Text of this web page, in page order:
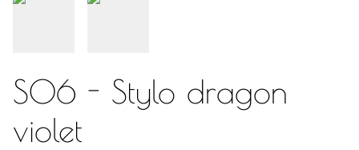
S06 - Stylo dragon
violet